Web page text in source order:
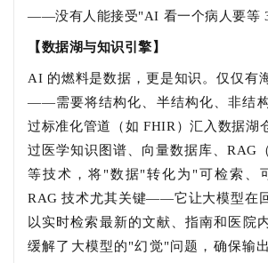
——没有人能接受"AI 看一个病人要等
【数据湖与知识引擎】
AI 的燃料是数据，更是知识。仅仅有
——需要将结构化、半结构化、非结
过标准化管道（如 FHIR）汇入数据湖
过医学知识图谱、向量数据库、RAG
等技术，将"数据"转化为"可检索、
RAG 技术尤其关键——它让大模型在
以实时检索最新的文献、指南和医院
缓解了大模型的"幻觉"问题，确保输